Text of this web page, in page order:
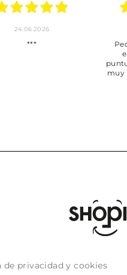
24.06.2026
***
muy
de privacidad y cookies